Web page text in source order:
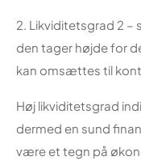
2. Likviditetsgrad 2 –
den tager højde for
kan omsættes til
Høj likviditetsgrad
dermed en sund
være et tegn på